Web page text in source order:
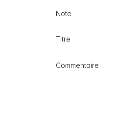
Note
Titre
Commentaire